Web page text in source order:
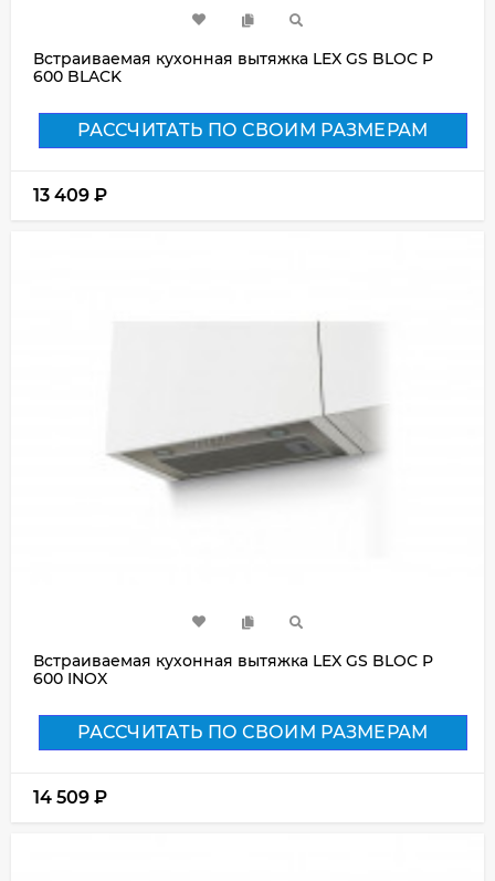
Встраиваемая кухонная вытяжка LEX GS BLOC P
600 BLACK
РАССЧИТАТЬ ПО СВОИМ РАЗМЕРАМ
13 409 ₽
Встраиваемая кухонная вытяжка LEX GS BLOC P
600 INOX
РАССЧИТАТЬ ПО СВОИМ РАЗМЕРАМ
14 509 ₽